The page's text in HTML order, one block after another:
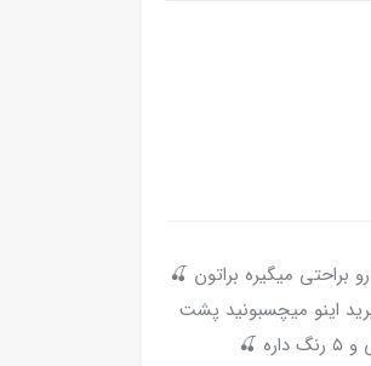
براحتی میگیره براتون 🍒
اینو میچسبونید پشت
🍒